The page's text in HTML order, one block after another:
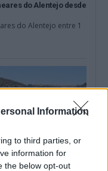
Information
to third parties, or
information for
the below opt-out
do Alentejo desde
do Alentejo entre 1